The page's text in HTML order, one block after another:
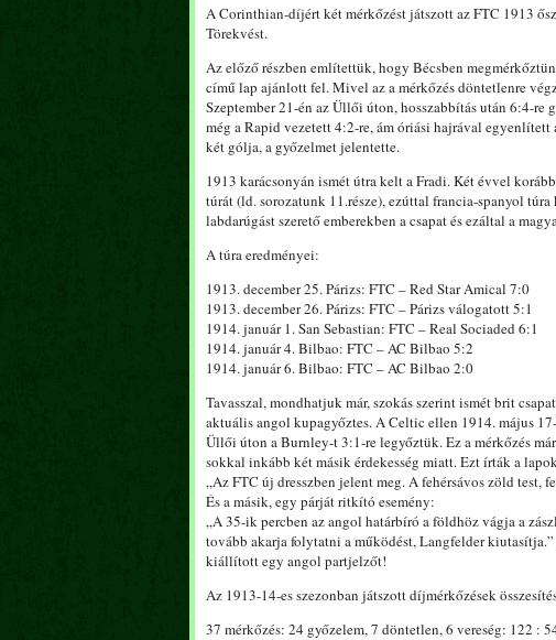
A Corinthian-díjért két mérkőzést játszott az FTC 1913
Törekvést.
Az előző részben említettük, hogy Bécsben
című lap ajánlott fel. Mivel az a mérkőzés döntetlenre
Szeptember 21-én az Üllői úton, hosszabbítás után 6:4-
még a Rapid vezetett 4:2-re, ám óriási hajrával
két gólja, a győzelmet jelentette.
1913 karácsonyán ismét útra kelt a Fradi. Két évvel
túrát (ld. sorozatunk 11.része), ezúttal francia-spanyol
labdarúgást szerető emberekben a csapat és ezáltal a
A túra eredményei:
1913. december 25. Párizs: FTC – Red Star Amical 7:0
1913. december 26. Párizs: FTC – Párizs válogatott 5:1
1914. január 1. San Sebastian: FTC – Real Sociaded 6:1
1914. január 4. Bilbao: FTC – AC Bilbao 5:2
1914. január 6. Bilbao: FTC – AC Bilbao 2:0
Tavasszal, mondhatjuk már, szokás szerint ismét brit
aktuális angol kupagyőztes. A Celtic ellen 1914. május
Üllői úton a Burnley-t 3:1-re legyőztük. Ez a mérkőzés
sokkal inkább két másik érdekesség miatt. Ezt írták a
„Az FTC új dresszben jelent meg. A fehérsávos zöld test,
És a másik, egy párját ritkító esemény:
„A 35-ik percben az angol határbíró a földhöz vágja a
tovább akarja folytatni a működést, Langfelder
kiállított egy angol partjelzőt!
Az 1913-14-es szezonban játszott díjmérkőzések
37 mérkőzés: 24 győzelem, 7 döntetlen, 6 vereség: 122 :